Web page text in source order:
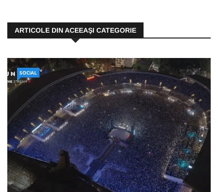
ARTICOLE DIN ACEEAŞI CATEGORIE
SOCIAL